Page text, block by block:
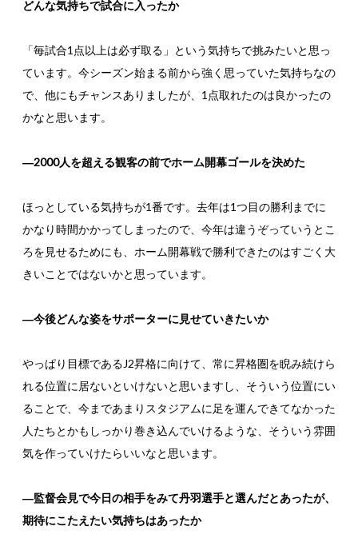
どんな気持ちで試合に入ったか
「毎試合1点以上は必ず取る」という気持ちで挑みたいと思っ
ています。今シーズン始まる前から強く思っていた気持ちなの
で、他にもチャンスありましたが、1点取れたのは良かったの
かなと思います。
―2000人を超える観客の前でホーム開幕ゴールを決めた
ほっとしている気持ちが1番です。去年は1つ目の勝利までに
かなり時間かかってしまったので、今年は違うぞっていうとこ
ろを見せるためにも、ホーム開幕戦で勝利できたのはすごく大
きいことではないかと思っています。
―今後どんな姿をサポーターに見せていきたいか
やっぱり目標であるJ2昇格に向けて、常に昇格圏を睨み続けら
れる位置に居ないといけないと思いますし、そういう位置にい
ることで、今まであまりスタジアムに足を運んできてなかった
人たちとかもしっかり巻き込んでいけるような、そういう雰囲
気を作っていけたらいいなと思います。
―監督会見で今日の相手をみて丹羽選手と選んだとあったが、
期待にこたえたい気持ちはあったか